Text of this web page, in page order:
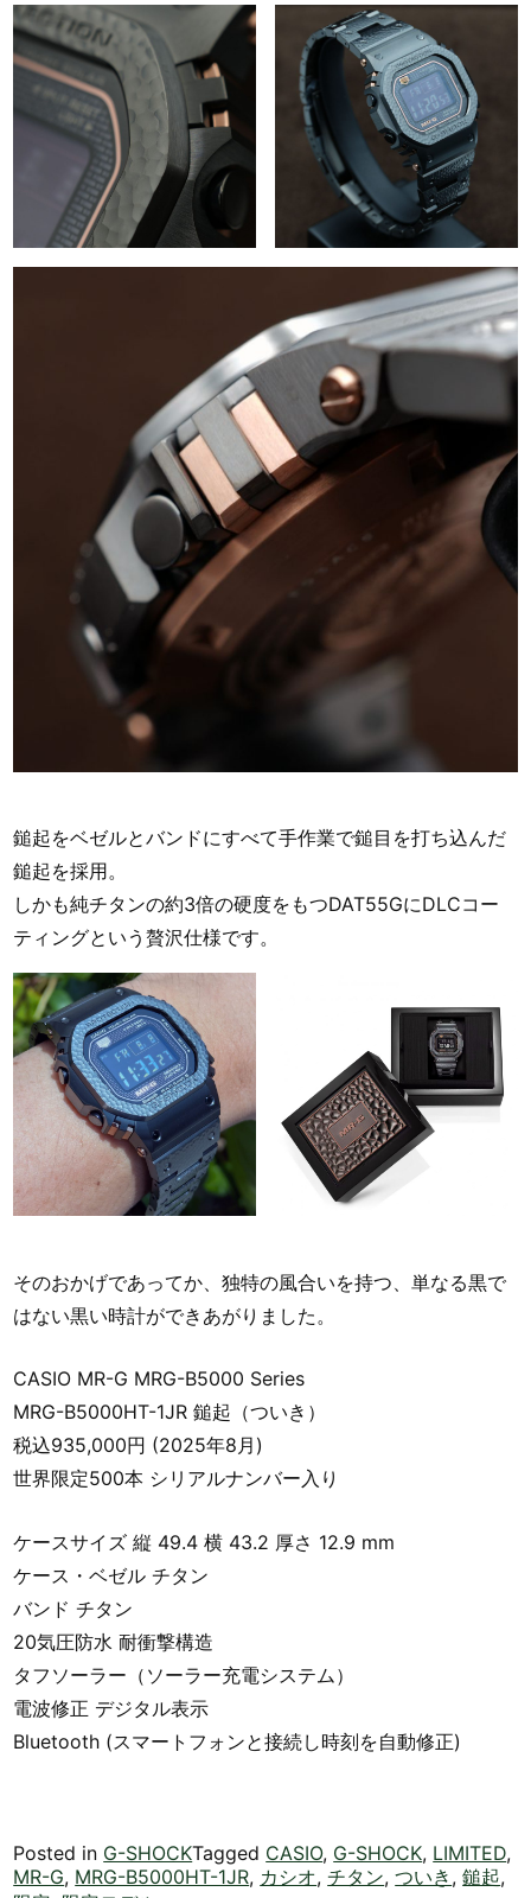
鎚起をベゼルとバンドにすべて手作業で鎚目を打ち込んだ
鎚起を採用。
しかも純チタンの約3倍の硬度をもつDAT55GにDLCコー
ティングという贅沢仕様です。
そのおかげであってか、独特の風合いを持つ、単なる黒で
はない黒い時計ができあがりました。
CASIO MR-G MRG-B5000 Series
MRG-B5000HT-1JR 鎚起（ついき）
税込935,000円 (2025年8月)
世界限定500本 シリアルナンバー入り
ケースサイズ 縦 49.4 横 43.2 厚さ 12.9 mm
ケース・ベゼル チタン
バンド チタン
20気圧防水 耐衝撃構造
タフソーラー（ソーラー充電システム）
電波修正 デジタル表示
Bluetooth (スマートフォンと接続し時刻を自動修正)
Posted in G-SHOCKTagged CASIO, G-SHOCK, LIMITED,
MR-G, MRG-B5000HT-1JR, カシオ,チタン,ついき ,鎚起,